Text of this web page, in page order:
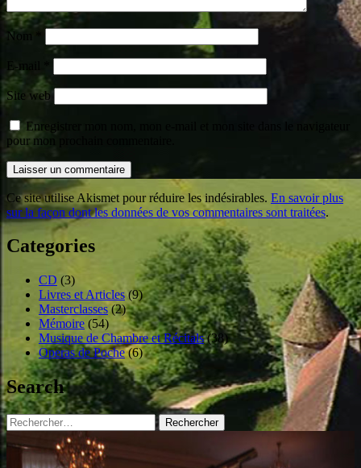
Nom
E-mail
Site web
Enregistrer mon nom, mon e-mail et mon site dans le navigateur
pour mon prochain commentaire.
Ce site utilise Akismet pour réduire les indésirables. En savoir plus
sur la façon dont les données de vos commentaires sont traitées.
Categories
CD (3)
Livres et Articles(9)
Masterclasses(2)
Mémoire (54)
Musique de Chambre et Récitals(38)
Operas de Poche(6)
Search
Rechercher :